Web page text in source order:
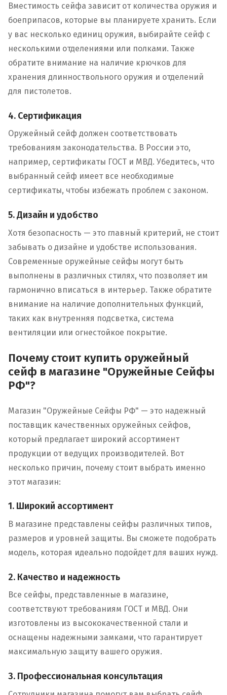
Вместимость сейфа зависит от количества оружия и
боеприпасов, которые вы планируете хранить. Если
у вас несколько единиц оружия, выбирайте сейф с
несколькими отделениями или полками. Также
обратите внимание на наличие крючков для
хранения длинноствольного оружия и отделений
для пистолетов.
4. Сертификация
Оружейный сейф должен соответствовать
требованиям законодательства. В России это,
например, сертификаты ГОСТ и МВД. Убедитесь, что
выбранный сейф имеет все необходимые
сертификаты, чтобы избежать проблем с законом.
5. Дизайн и удобство
Хотя безопасность — это главный критерий, не стоит
забывать о дизайне и удобстве использования.
Современные оружейные сейфы могут быть
выполнены в различных стилях, что позволяет им
гармонично вписаться в интерьер. Также обратите
внимание на наличие дополнительных функций,
таких как внутренняя подсветка, система
вентиляции или огнестойкое покрытие.
Почему стоит купить оружейный
сейф в магазине "Оружейные Сейфы
РФ"?
Магазин "Оружейные Сейфы РФ" — это надежный
поставщик качественных оружейных сейфов,
который предлагает широкий ассортимент
продукции от ведущих производителей. Вот
несколько причин, почему стоит выбрать именно
этот магазин:
1. Широкий ассортимент
В магазине представлены сейфы различных типов,
размеров и уровней защиты. Вы сможете подобрать
модель, которая идеально подойдет для ваших нужд.
2. Качество и надежность
Все сейфы, представленные в магазине,
соответствуют требованиям ГОСТ и МВД. Они
изготовлены из высококачественной стали и
оснащены надежными замками, что гарантирует
максимальную защиту вашего оружия.
3. Профессиональная консультация